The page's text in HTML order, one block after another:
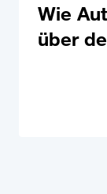
Wie
über